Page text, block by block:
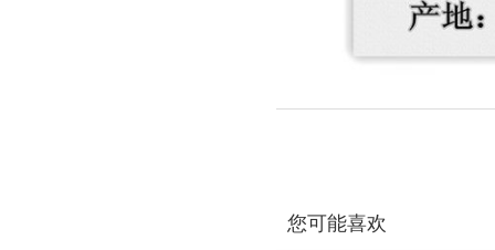
您可能喜欢